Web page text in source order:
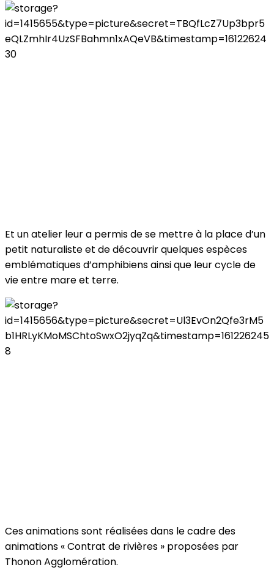
Et un atelier leur a permis de se mettre à la place d’un
petit naturaliste et de découvrir quelques espèces
emblématiques d’amphibiens ainsi que leur cycle de
vie entre mare et terre.
Ces animations sont réalisées dans le cadre des
animations « Contrat de rivières » proposées par
Thonon Agglomération.